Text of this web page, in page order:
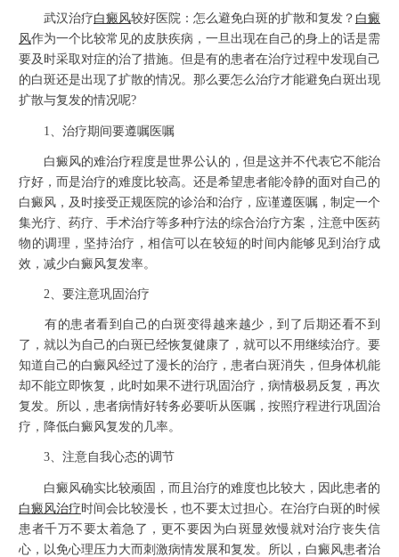
武汉治疗白癜风较好医院：怎么避免白斑的扩散和复发？ 白癜
风作为一个比较常见的皮肤疾病，一旦出现在自己的身上的话是需
要及时采取对症的治了措施。但是有的患者在治疗过程中发现自己
的白斑还是出现了扩散的情况。那么要怎么治疗才能避免白斑出现
扩散与复发的情况呢?
1、治疗期间要遵嘱医嘱
白癜风的难治疗程度是世界公认的，但是这并不代表它不能治
疗好，而是治疗的难度比较高。还是希望患者能冷静的面对自己的
白癜风，及时接受正规医院的诊治和治疗，应谨遵医嘱，制定一个
集光疗、药疗、手术治疗等多种疗法的综合治疗方案，注意中医药
物的调理，坚持治疗，相信可以在较短的时间内能够见到治疗成
效，减少白癜风复发率。
2、要注意巩固治疗
有的患者看到自己的白斑变得越来越少，到了后期还看不到
了，就以为自己的白斑已经恢复健康了，就可以不用继续治疗。要
知道自己的白癜风经过了漫长的治疗，患者白斑消失，但身体机能
却不能立即恢复，此时如果不进行巩固治疗，病情极易反复，再次
复发。所以，患者病情好转务必要听从医嘱，按照疗程进行巩固治
疗，降低白癜风复发的几率。
3、注意自我心态的调节
白癜风确实比较顽固，而且治疗的难度也比较大，因此患者的
白癜风治疗时间会比较漫长，也不要太过担心。在治疗白斑的时候
患者千万不要太着急了，更不要因为白斑显效慢就对治疗丧失信
心，以免心理压力大而刺激病情发展和复发。所以，白癜风患者治